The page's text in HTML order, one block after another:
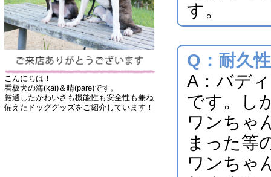
こんにちは！
看板犬の海(kai)＆晴(pare)です。
厳選したかわいさも機能性も安全性も兼ね
備えたドッググッズをご紹介しています！
す。
Q：耐久
A：バデ
です。し
ワンちゃ
まった等
ワンちゃ